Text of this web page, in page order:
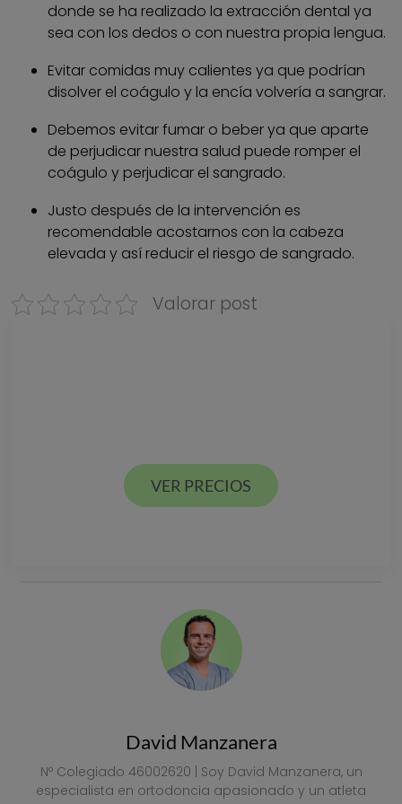
donde se ha realizado la extracción dental ya
sea con los dedos o con nuestra propia lengua.
Evitar comidas muy calientes ya que podrían
disolver el coágulo y la encía volvería a sangrar.
Debemos evitar fumar o beber ya que aparte
de perjudicar nuestra salud puede romper el
coágulo y perjudicar el sangrado.
Justo después de la intervención es
recomendable acostarnos con la cabeza
elevada y así reducir el riesgo de sangrado.
Valorar post
VER PRECIOS
David Manzanera
Nº Colegiado 46002620 | Soy David Manzanera, un
especialista en ortodoncia apasionado y un atleta